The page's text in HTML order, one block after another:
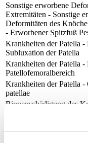
Sonstige erworbene
Extremitäten - Sonstige
Deformitäten des
- Erworbener Spitzfuß
Krankheiten der Patella -
Subluxation der Patella
Krankheiten der Patella
Patellofemoralbereich
Krankheiten der Patella -
patellae
Binnenschädigung des
nicht näher bezeichneter